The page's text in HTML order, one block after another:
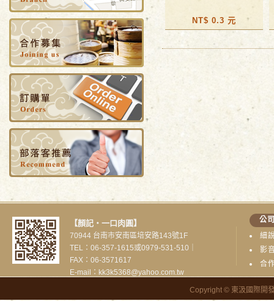
NT$ 0.3 元
公
細
影
合
【顏記‧一口肉圓】
70944 台南市安南區培安路143號1F
TEL：06-357-1615或0979-531-510｜
FAX：06-3571617
E-mail：kk3k5368@yahoo.com.tw
Copyright © 東汲國際開